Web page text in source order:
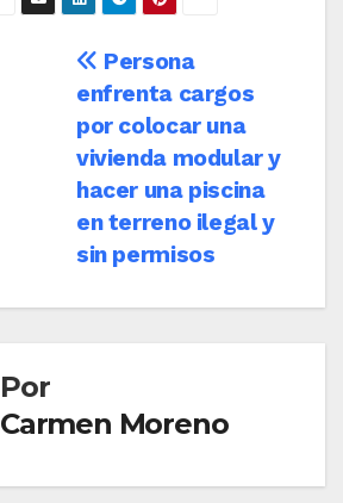
Persona
enfrenta cargos
por colocar una
vivienda modular y
hacer una piscina
en terreno ilegal y
sin permisos
Por
Carmen Moreno